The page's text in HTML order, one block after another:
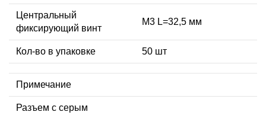
Центральный
фиксирующий винт
М3 L=32,5 мм
Кол-во в упаковке 50 шт
Примечание
Разъем с серым